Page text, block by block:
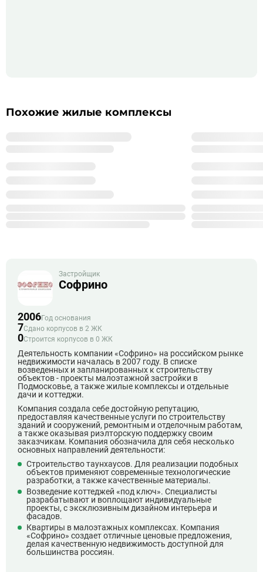
Похожие жилые комплексы
Застройщик
Софрино
2006Год основания
7Сдано корпусов в 2 ЖК
0Строится корпусов в 0 ЖК
Деятельность компании «Софрино» на российском рынке
недвижимости началась в 2007 году. В списке
возведенных и запланированных к строительству
объектов - проекты малоэтажной застройки в
Подмосковье, а также жилые комплексы и отдельные
дачи и коттеджи.
Компания создала себе достойную репутацию,
предоставляя качественные услуги по строительству
зданий и сооружений, ремонтным и отделочным работам,
а также оказывая риэлторскую поддержку своим
заказчикам. Компания обозначила для себя несколько
основных направлений деятельности:
Строительство таунхаусов. Для реализации подобных
объектов применяют современные технологические
разработки, а также качественные материалы.
Возведение коттеджей «под ключ». Специалисты
разрабатывают и воплощают индивидуальные
проекты, с эксклюзивным дизайном интерьера и
фасадов.
Квартиры в малоэтажных комплексах. Компания
«Софрино» создает отличные ценовые предложения,
делая качественную недвижимость доступной для
большинства россиян.